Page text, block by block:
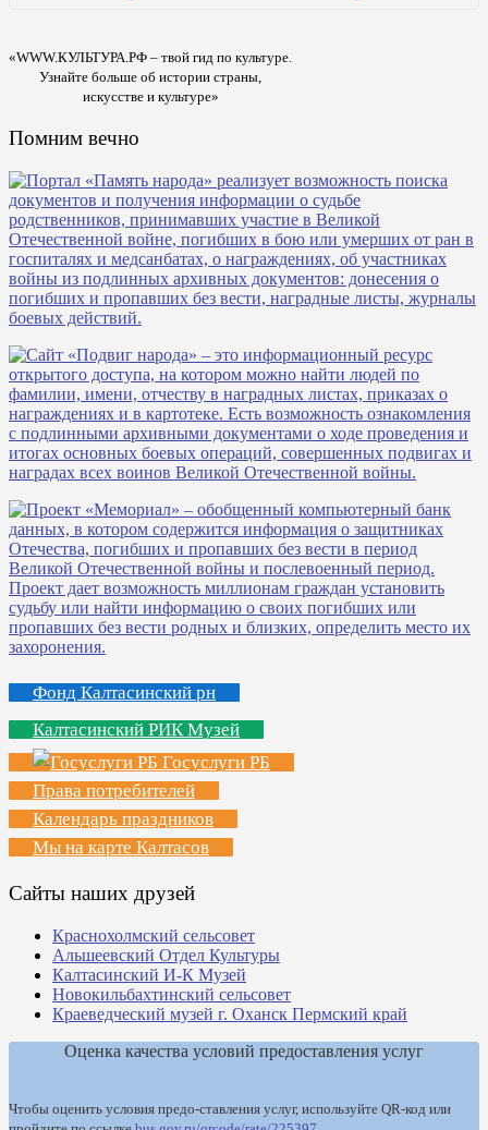
«WWW.КУЛЬТУРА.РФ – твой гид по культуре.
Узнайте больше об истории страны,
искусстве и культуре»
Помним вечно
Фонд Калтасинский рн
Калтасинский РИК Музей
Госуслуги РБ
Права потребителей
Календарь праздников
Мы на карте Калтасов
Сайты наших друзей
Краснохолмский сельсовет
Альшеевский Отдел Культуры
Калтасинский И-К Музей
Новокильбахтинский сельсовет
Краеведческий музей г. Оханск Пермский край
Оценка качества условий предоставления услуг
Чтобы оценить условия предо-ставления услуг, используйте QR-код или